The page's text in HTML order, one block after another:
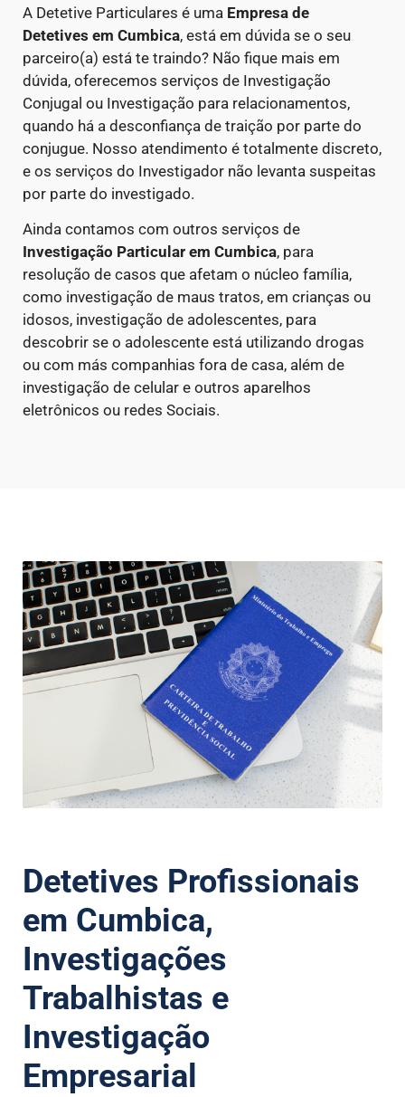
A Detetive Particulares é uma Empresa de
Detetives em Cumbica, está em dúvida se o seu
parceiro(a) está te traindo? Não fique mais em
dúvida, oferecemos serviços de Investigação
Conjugal ou Investigação para relacionamentos,
quando há a desconfiança de traição por parte do
conjugue. Nosso atendimento é totalmente discreto,
e os serviços do Investigador não levanta suspeitas
por parte do investigado.
Ainda contamos com outros serviços de
Investigação Particular em Cumbica, para
resolução de casos que afetam o núcleo família,
como investigação de maus tratos, em crianças ou
idosos, investigação de adolescentes, para
descobrir se o adolescente está utilizando drogas
ou com más companhias fora de casa, além de
investigação de celular e outros aparelhos
eletrônicos ou redes Sociais.
Detetives Profissionais
em Cumbica,
Investigações
Trabalhistas e
Investigação
Empresarial